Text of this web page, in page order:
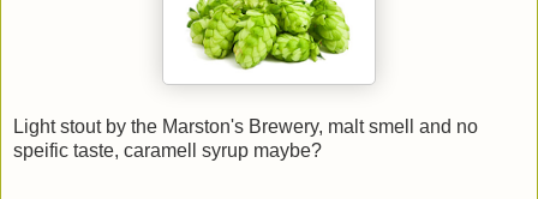
Light stout by the Marston's Brewery, malt smell and no
speific taste, caramell syrup maybe?